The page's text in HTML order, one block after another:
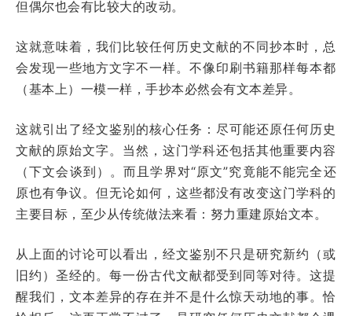
但偶尔也会有比较大的改动。
这就意味着，我们比较任何历史文献的不同抄本时，总
会发现一些地方文字不一样。不像印刷书籍那样每本都
（基本上）一模一样，手抄本必然会有文本差异。
这就引出了经文鉴别的核心任务：尽可能还原任何历史
文献的原始文字。当然，这门学科还包括其他重要内容
（下文会谈到）。而且学界对“原文”究竟能不能完全还
原也有争议。但无论如何，这些都没有改变这门学科的
主要目标，至少从传统做法来看：努力重建原始文本。
从上面的讨论可以看出，经文鉴别不只是研究新约（或
旧约）圣经的。每一份古代文献都受到同等对待。这提
醒我们，文本差异的存在并不是什么惊天动地的事。恰